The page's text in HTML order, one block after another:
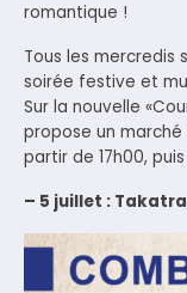
romantique !
Tous les mercredis
soirée festive et
Sur la nouvelle
propose un
partir de 17h00, puis
– 5 juillet :